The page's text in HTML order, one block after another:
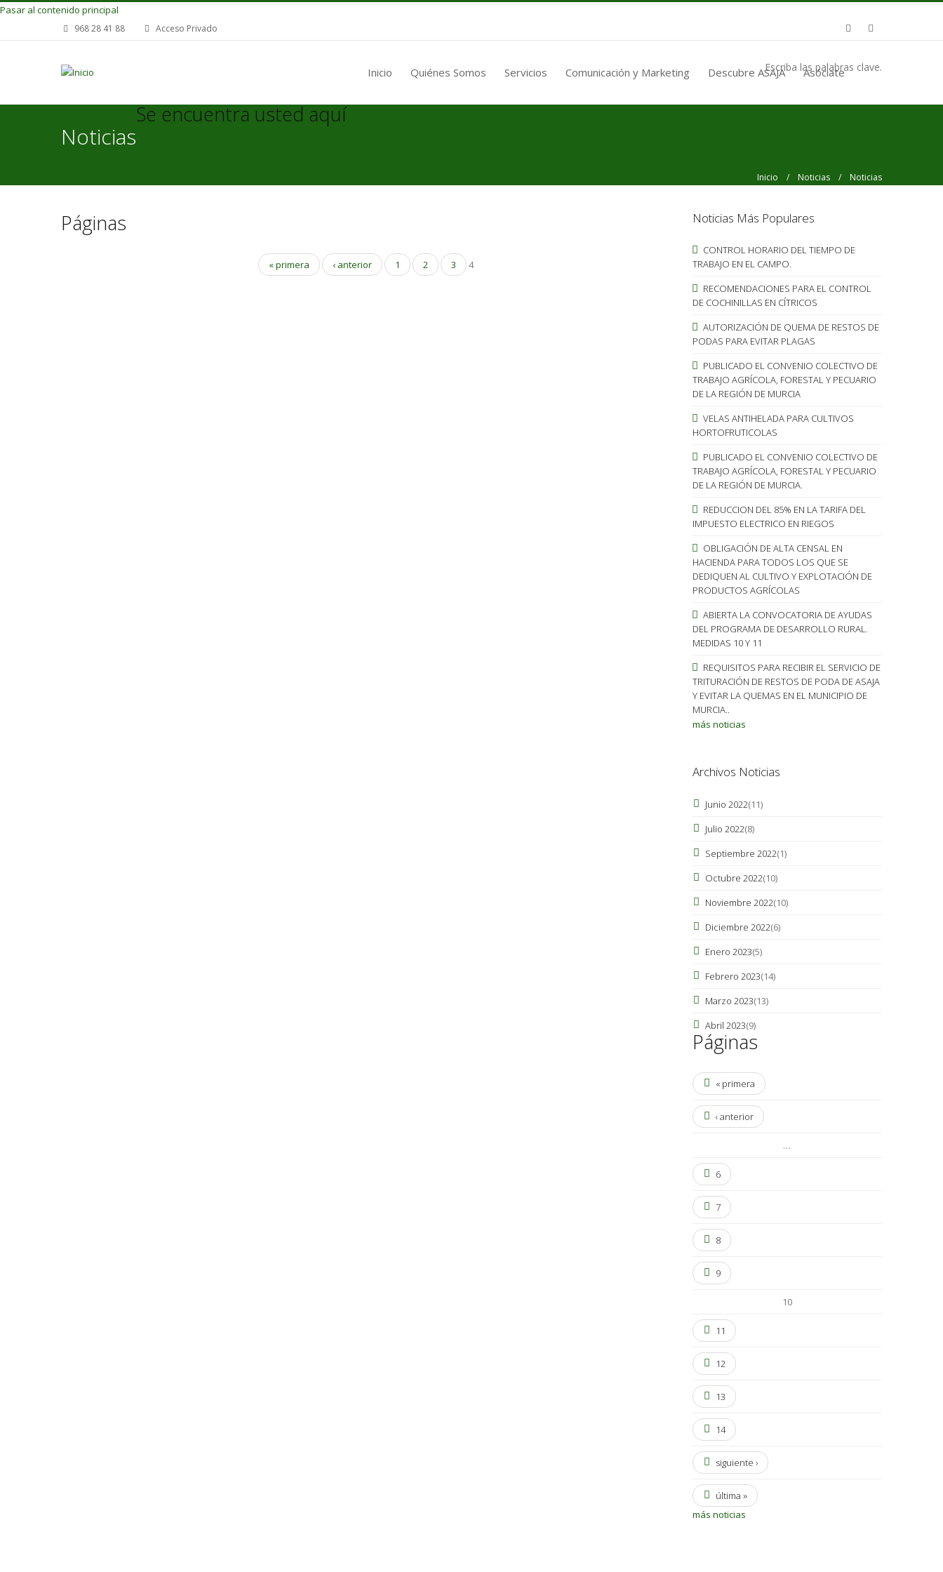
Pasar al contenido principal
968 28 41 88 Acceso Privado
Inicio Quiénes Somos Servicios Comunicación y Marketing Descubre ASAJA Asóciate
Escriba las palabras clave.
Noticias
Se encuentra usted aquí
Inicio / Noticias / Noticias
Páginas
« primera ‹ anterior 1 2 3 4
Noticias Más Populares
CONTROL HORARIO DEL TIEMPO DE
TRABAJO EN EL CAMPO.
RECOMENDACIONES PARA EL CONTROL
DE COCHINILLAS EN CÍTRICOS
AUTORIZACIÓN DE QUEMA DE RESTOS DE
PODAS PARA EVITAR PLAGAS
PUBLICADO EL CONVENIO COLECTIVO DE
TRABAJO AGRÍCOLA, FORESTAL Y PECUARIO
DE LA REGIÓN DE MURCIA
VELAS ANTIHELADA PARA CULTIVOS
HORTOFRUTICOLAS
PUBLICADO EL CONVENIO COLECTIVO DE
TRABAJO AGRÍCOLA, FORESTAL Y PECUARIO
DE LA REGIÓN DE MURCIA.
REDUCCION DEL 85% EN LA TARIFA DEL
IMPUESTO ELECTRICO EN RIEGOS
OBLIGACIÓN DE ALTA CENSAL EN
HACIENDA PARA TODOS LOS QUE SE
DEDIQUEN AL CULTIVO Y EXPLOTACIÓN DE
PRODUCTOS AGRÍCOLAS
ABIERTA LA CONVOCATORIA DE AYUDAS
DEL PROGRAMA DE DESARROLLO RURAL.
MEDIDAS 10 Y 11
REQUISITOS PARA RECIBIR EL SERVICIO DE
TRITURACIÓN DE RESTOS DE PODA DE ASAJA
Y EVITAR LA QUEMAS EN EL MUNICIPIO DE
MURCIA..
más noticias
Archivos Noticias
Junio 2022(11)
Julio 2022(8)
Septiembre 2022(1)
Octubre 2022(10)
Noviembre 2022(10)
Diciembre 2022(6)
Enero 2023(5)
Febrero 2023(14)
Marzo 2023(13)
Abril 2023(9)
Páginas
« primera
‹ anterior
…
6
7
8
9
10
11
12
13
14
siguiente ›
última »
más noticias